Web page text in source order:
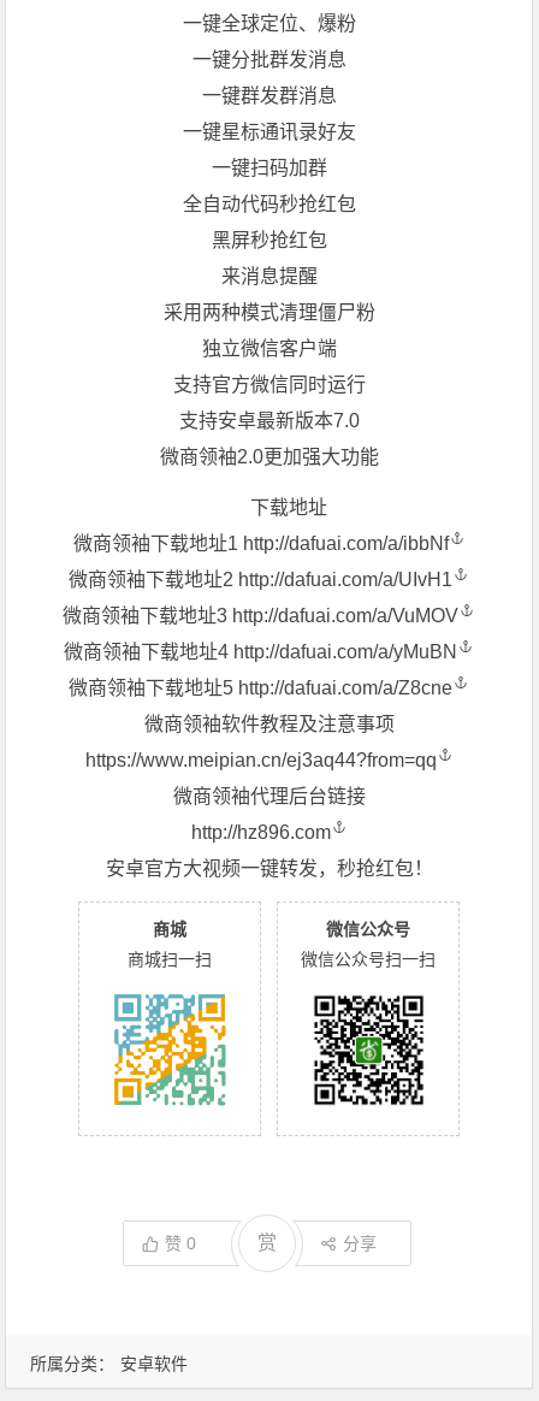
所属分类： 安卓软件
一键全球定位、爆粉
一键分批群发消息
一键群发群消息
一键星标通讯录好友
一键扫码加群
全自动代码秒抢红包
黑屏秒抢红包
来消息提醒
采用两种模式清理僵尸粉
独立微信客户端
支持官方微信同时运行
支持安卓最新版本7.0
微商领袖2.0更加强大功能
下载地址
微商领袖下载地址1 http://dafuai.com/a/ibbNf
微商领袖下载地址2 http://dafuai.com/a/UIvH1
微商领袖下载地址3 http://dafuai.com/a/VuMOV
微商领袖下载地址4 http://dafuai.com/a/yMuBN
微商领袖下载地址5 http://dafuai.com/a/Z8cne
微商领袖软件教程及注意事项
https://www.meipian.cn/ej3aq44?from=qq
微商领袖代理后台链接
http://hz896.com
安卓官方大视频一键转发，秒抢红包！
商城
商城扫一扫
微信公众号
微信公众号扫一扫
赞0 赏 分享